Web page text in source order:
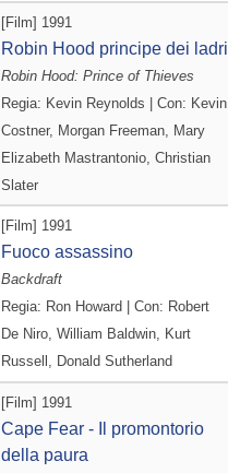
[Film] 1991
Robin Hood principe dei ladri
Robin Hood: Prince of Thieves
Regia: Kevin Reynolds | Con: Kevin
Costner, Morgan Freeman, Mary
Elizabeth Mastrantonio, Christian
Slater
[Film] 1991
Fuoco assassino
Backdraft
Regia: Ron Howard | Con: Robert
De Niro, William Baldwin, Kurt
Russell, Donald Sutherland
[Film] 1991
Cape Fear - Il promontorio
della paura